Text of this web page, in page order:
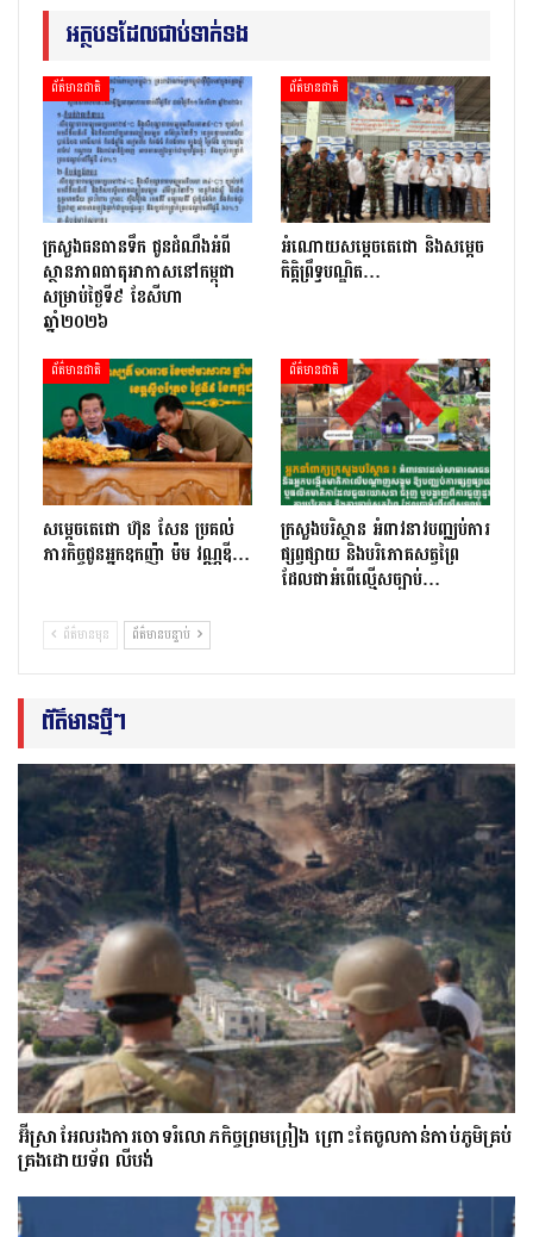
អត្ថបទដែលជាប់ទាក់ទង
ព័ត៌មានជាតិ
ក្រសួងធនធានទឹក ជូនដំណឹងអំពី
ស្ថានភាពធាតុអាកាសនៅកម្ពុជា
សម្រាប់ថ្ងៃទី៩ ខែសីហា
ឆ្នាំ២០២៦
ព័ត៌មានជាតិ
អំណោយសម្តេចតេជោ និងសម្តេច
កិត្តិព្រឹទ្ធបណ្ឌិត…
ព័ត៌មានជាតិ
សម្តេចតេជោ ហ៊ុន សែន ប្រគល់
ភារកិច្ចជូនអ្នកឧកញ៉ា ម៉ម វណ្ណឌី…
ព័ត៌មានជាតិ
ក្រសួងបរិស្ថាន អំពាវនាវបញ្ឈប់ការ
ផ្សព្វផ្សាយ និងបរិភោគសត្វព្រៃ
ដែលជាអំពើល្មើសច្បាប់…
ព័ត៌មានមុន ព័ត៌មានបន្ទាប់
ព័ត៌មានថ្មីៗ
អ៊ីស្រាអែលរង​ការ​ចោទ​​រំលោភកិច្ចព្រមព្រៀង ព្រោះតែ​​ចូល​កាន់​កាប់​ភូមិគ្រប់
គ្រងដោយទ័ព លីបង់